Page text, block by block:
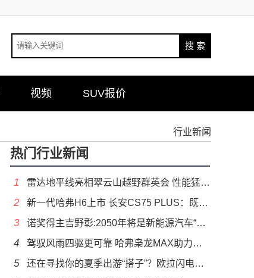
视频 SUV报价
行业新闻
热门行业新闻
1 雷达地平线亮相翠云山越野群英会 性能猛、放电强征服全场
2 新一代哈弗H6上市 长安CS75 PLUS：既生瑜何生亮
3 诺奖得主吉野彰:2050年将是新能源汽车“改头换面”的关键节点
4 驾驭风雨四驱更可靠 哈弗枭龙MAX助力从容出行
5 还在寻找你的夏季出游“搭子”？欧拉闪电猫携5.1万钜惠已就位